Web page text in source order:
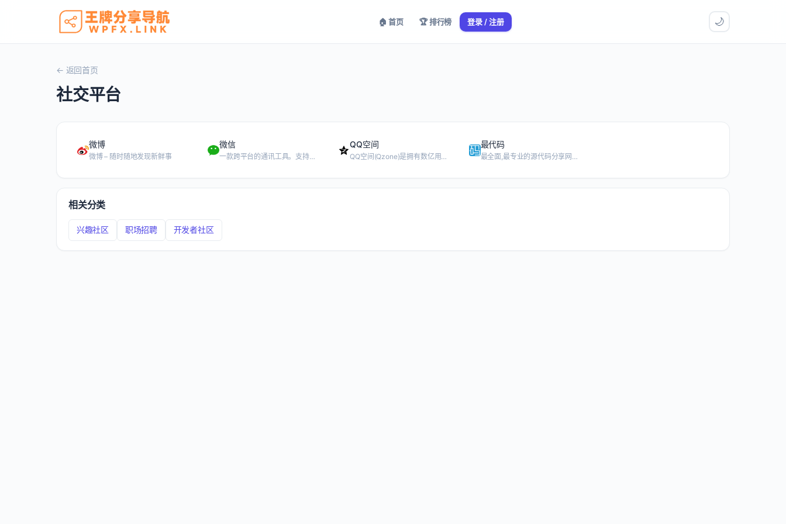
🏠 首页 🏆 排行榜 登录 / 注册 🌙
← 返回首页
社交平台
微博
微博 – 随时随地发现新鲜事
微信
一款跨平台的通讯工具。支持单人、多人参与。通过手机网络发送语音、图片、视频和文字。
QQ空间
QQ空间(Qzone)是拥有数亿用户的社交网络，是QQ用户的网上家园，是腾讯集团的核心平台之一。您可以玩游戏、玩装扮、上传照片、写说说、写日志，黄钻贵族还可以免费换装并拥有多种特权。QQ空间同时致力于建设腾讯开放平台，和第三方开发商、创业者一起为亿万中国网民提供卓越的、个性化的社交服务。
最代码
最全面,最专业的源代码分享网站,近万名用户分享超过数万份高质量的java/jquery/bootstrap/html/css源代码
相关分类
兴趣社区 职场招聘 开发者社区